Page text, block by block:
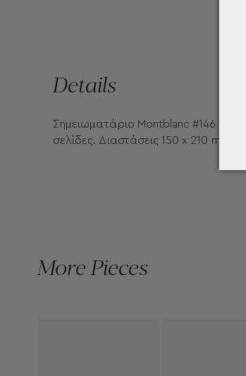
Details
Σημειωματάριο Montblanc #146 -
σελίδες. Διαστάσεις 150 x 210 mm.
More Pieces